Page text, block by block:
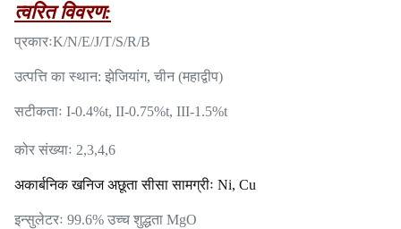
त्वरित विवरण:
प्रकारःK/N/E/J/T/S/R/B
उत्पत्ति का स्थान: झेजियांग, चीन (महाद्वीप)
सटीकताः I-0.4%t, II-0.75%t, III-1.5%t
कोर संख्याः 2,3,4,6
अकार्बनिक खनिज अछूता सीसा सामग्रीः Ni, Cu
इन्सुलेटरः 99.6% उच्च शुद्धता MgO